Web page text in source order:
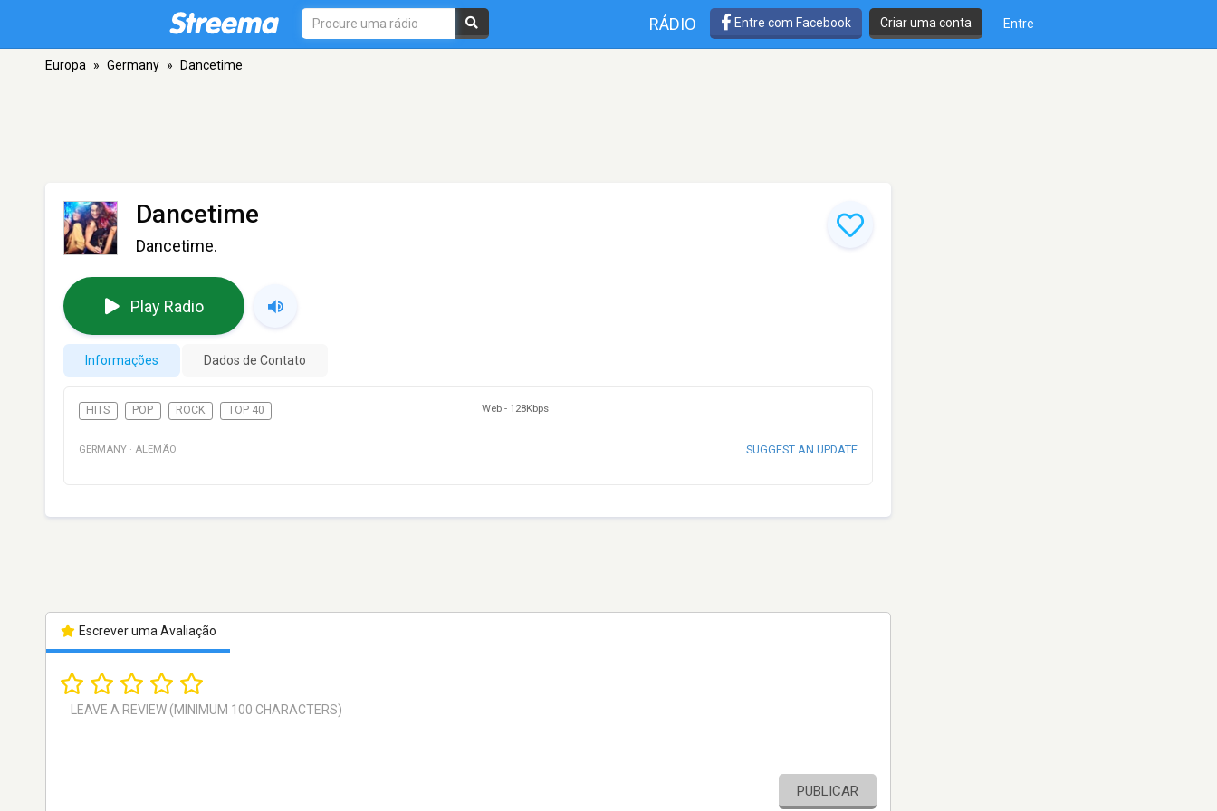
RÁDIO Entre com Facebook Criar uma conta Entre
Europa » Germany » Dancetime
Dancetime
Dancetime.
Play Radio
Informações Dados de Contato
HITS POP ROCK TOP 40 Web - 128Kbps
GERMANY · ALEMÃO SUGGEST AN UPDATE
Escrever uma Avaliação
PUBLICAR